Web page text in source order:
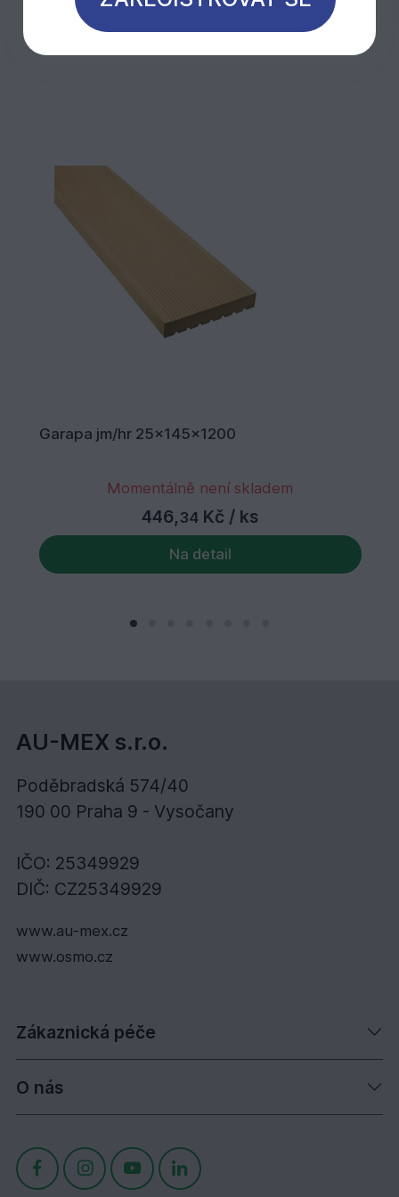
Mohlo by Vás zajímat
Garapa jm/hr 25x145x1200
Momentálně není skladem
446, 34 Kč / ks
Na detail
AU-MEX s.r.o.
Poděbradská 574/40
190 00 Praha 9 - Vysočany
IČO: 25349929
DIČ: CZ25349929
www.au-mex.cz
www.osmo.cz
Zákaznická péče
O nás